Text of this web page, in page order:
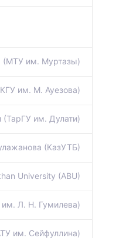
(МТУ им. Муртазы)
им. М. Ауезова)
(ТарГУ им. Дулати)
(КазУТБ)
University (ABU)
им. Л. Н. Гумилева)
им. Сейфуллина)